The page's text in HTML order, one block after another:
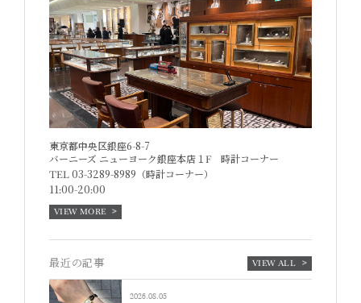
東京都中央区銀座6-8-7
バーニーズ ニューヨーク銀座本店１F時計コーナー
TEL 03-3289-8989（時計コーナー）
11:00-20:00
VIEW MORE
最近の記事 VIEW ALL
2026.08.05